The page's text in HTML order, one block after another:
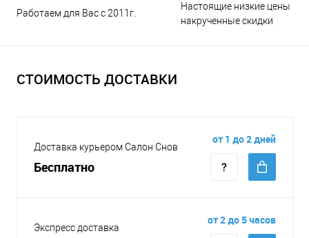
Работаем для Вас с 2011г.
Настоящие низкие цены и
накрученные скидки
СТОИМОСТЬ ДОСТАВКИ
Доставка курьером Салон Снов
Бесплатно
от 1 до 2 дней
Экспресс доставка
от 2 до 5 часов